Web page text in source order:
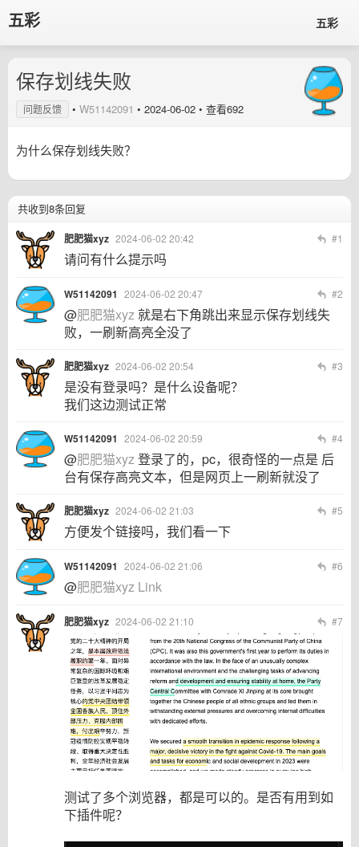
五彩 五彩
保存划线失败
问题反馈 • W51142091 • 2024-06-02 • 查看692
为什么保存划线失败？
共收到8条回复
肥肥猫xyz 2024-06-02 20:42 #1
请问有什么提示吗
W51142091 2024-06-02 20:47 #2
@肥肥猫xyz就是右下角跳出来显示保存划线失
败，一刷新高亮全没了
肥肥猫xyz 2024-06-02 20:54 #3
是没有登录吗？是什么设备呢？
我们这边测试正常
W51142091 2024-06-02 20:59 #4
@肥肥猫xyz登录了的，pc，很奇怪的一点是 后
台有保存高亮文本，但是网页上一刷新就没了
肥肥猫xyz 2024-06-02 21:03 #5
方便发个链接吗，我们看一下
W51142091 2024-06-02 21:06 #6
@肥肥猫xyz Link
肥肥猫xyz 2024-06-02 21:10 #7
测试了多个浏览器，都是可以的。是否有用到如
下插件呢？